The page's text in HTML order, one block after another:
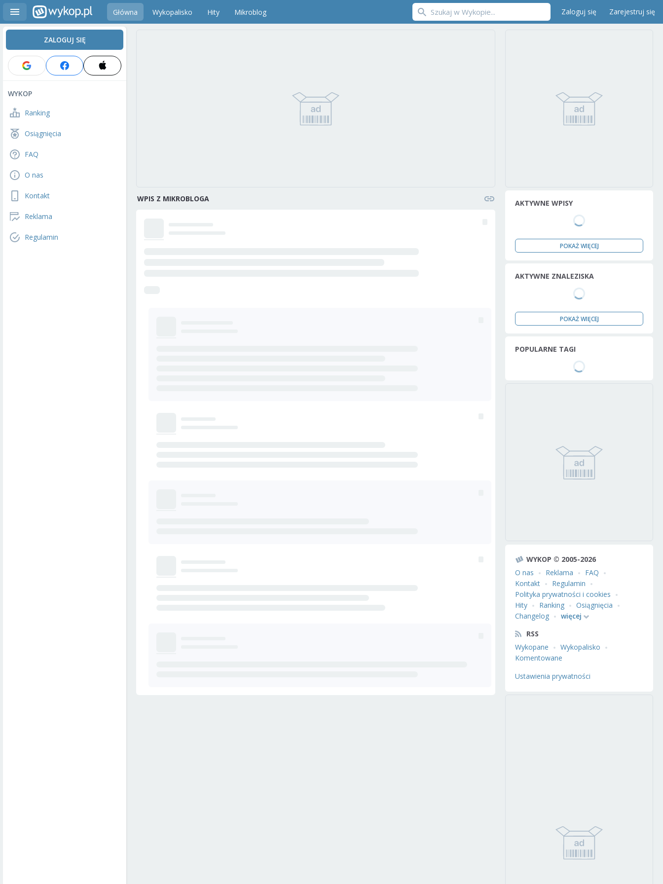
Główna Wykopalisko Hity Mikroblog Zaloguj się Zarejestruj się
ZALOGUJ SIĘ
WYKOP
Ranking
Osiągnięcia
FAQ
O nas
Kontakt
Reklama
Regulamin
WPIS Z MIKROBLOGA AKTYWNE WPISY
POKAŻ WIĘCEJ
AKTYWNE ZNALEZISKA
POKAŻ WIĘCEJ
POPULARNE TAGI
WYKOP © 2005-2026
O nas
Reklama
FAQ
Kontakt
Regulamin
Polityka prywatności i cookies
Hity
Ranking
Osiągnięcia
Changelog
więcej
RSS
Wykopane
Wykopalisko
Komentowane
Ustawienia prywatności